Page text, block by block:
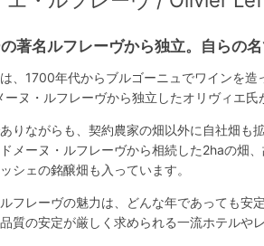
著名ルフレーヴから独立。自らの
、1700年代からブルゴーニュでワインを造
ヌ・ルフレーヴから独立したオリヴィエ氏
りながらも、契約農家の畑以外に自社畑も
メーヌ・ルフレーヴから相続した2haの畑
シェの銘醸畑も入っています。
フレーヴの魅力は、どんな年であっても安
質の安定が厳しく求められる一流ホテルや